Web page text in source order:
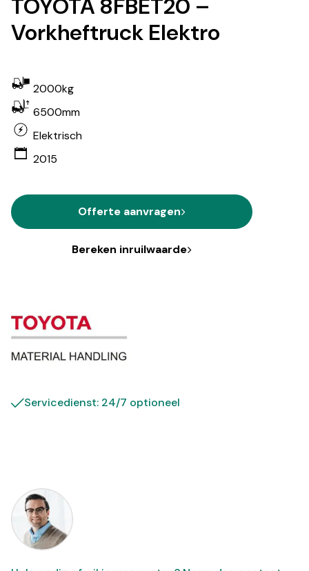
TOYOTA 8FBET20 –
Vorkheftruck Elektro
2000kg
6500mm
Elektrisch
2015
Offerte aanvragen
Bereken inruilwaarde
Servicedienst: 24/7 optioneel